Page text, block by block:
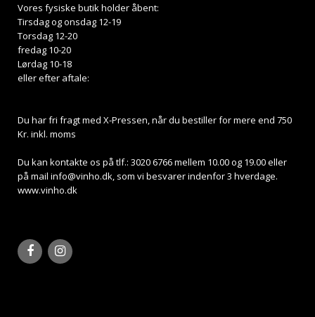
Vores fysiske butik holder åbent:
Tirsdag og onsdag 12-19
Torsdag 12-20
fredag 10-20
Lørdag 10-18
eller efter aftale:
Du har fri fragt med X-Pressen, når du bestiller for mere end 750
Kr. inkl. moms
Du kan kontakte os på tlf.: 3020 6766 mellem 10.00 og 19.00 eller
på mailinfo@vinho.dk, som vi besvarer indenfor 3 hverdage.
www.vinho.dk